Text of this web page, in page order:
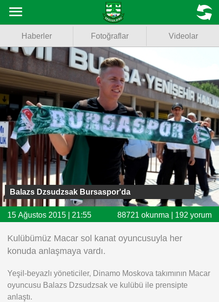
Fotoğraflar
Videolar
Basketbol
Voleybol
Puan Durumu
Fikstür
Facebook
Twitter
Instagram
iOS
MENU
Haberler Fotoğraflar Videolar
Balazs Dzsudzsak Bursaspor'da
15 Ağustos 2015 | 21:55 88721 okunma | 192 yorum
Kulübümüz Macar sol kanat oyuncusuyla her
konuda anlaşmaya vardı.
Yeşil-beyazlı yöneticiler, Dinamo Moskova takımının Macar
oyuncusu Balazs Dzsudzsak ve kulübü ile prensipte
anlaştı.